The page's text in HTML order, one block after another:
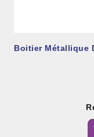
Boitier Métallique